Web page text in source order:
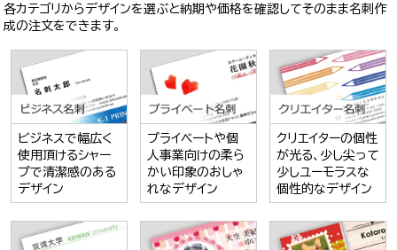
各カテゴリからデザインを選ぶと納期や価格を確認してそのまま名刺作
成の注文をできます。
ビジネスで幅広く
使用頂けるシャー
プで清潔感のある
デザイン
プライベートや個
人事業向けの柔ら
かい印象のおしゃ
れなデザイン
クリエイターの個性
が光る、少し尖って
少しユーモラスな
個性的なデザイン